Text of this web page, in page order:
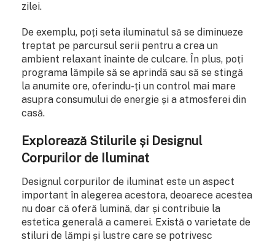
zilei.
De exemplu, poți seta iluminatul să se diminueze
treptat pe parcursul serii pentru a crea un
ambient relaxant înainte de culcare. În plus, poți
programa lămpile să se aprindă sau să se stingă
la anumite ore, oferindu-ți un control mai mare
asupra consumului de energie și a atmosferei din
casă.
Explorează Stilurile și Designul
Corpurilor de Iluminat
Designul corpurilor de iluminat este un aspect
important în alegerea acestora, deoarece acestea
nu doar că oferă lumină, dar și contribuie la
estetica generală a camerei. Există o varietate de
stiluri de lămpi și lustre care se potrivesc